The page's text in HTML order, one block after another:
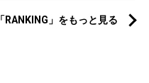
「RANKING」をもっと見る